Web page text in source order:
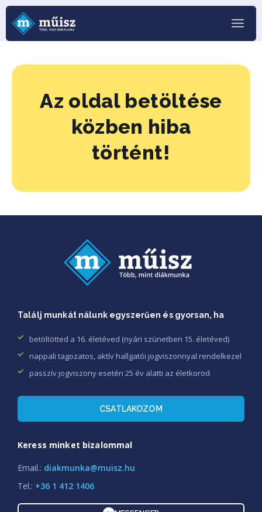
Az oldal betöltése
közben hiba
történt!
Találj munkát nálunk egyszerűen és gyorsan, ha
betöltötted a 16. életéved (nyári szünetben 15. életéved)
nappali tagozatos, aktív hallgatói jogviszonnyal rendelkezel
passzív jogviszony esetén 25 év alatti az életkorod
CSATLAKOZOM
Keress minket bizalommal
Email.: diakmunka@muisz.hu
Tel.: +36 1 412 1406